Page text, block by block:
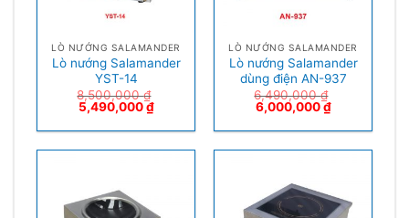
LÒ NƯỚNG SALAMANDER
Lò nướng Salamander
YST-14
8,500,000₫
5,490,000₫
LÒ NƯỚNG SALAMANDER
Lò nướng Salamander
dùng điện AN-937
6,490,000₫
6,000,000₫